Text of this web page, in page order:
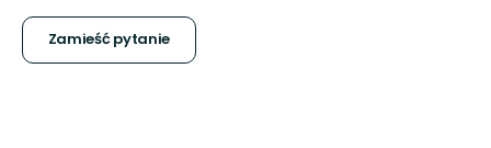
Zamieść pytanie